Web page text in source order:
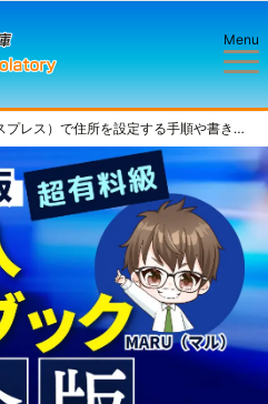
Menu
Aliexpress（アリエクスプレス）で住所を設定する手順や書き方を一から徹底解説！